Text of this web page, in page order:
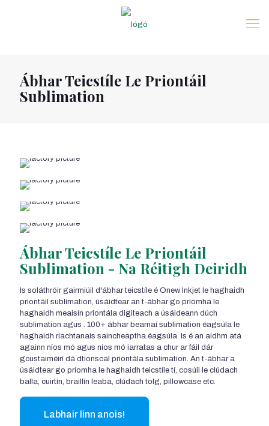
Ábhar Teicstíle Le Priontáil
Sublimation
Ábhar Teicstíle Le Priontáil
Sublimation - Na Réitigh Deiridh
Is soláthróir gairmiúil d'ábhar teicstíle é Onew Inkjet le haghaidh
priontáil sublimation, úsáidtear an t-ábhar go príomha le
haghaidh meaisín priontála digiteach a úsáideann dúch
sublimation agus . 100+ ábhar bearnaí sublimation éagsúla le
haghaidh riachtanais saincheaptha éagsúla. Is é an aidhm atá
againn níos mó agus níos mó iarratas a chur ar fáil dár
gcustaiméirí dá dtionscal priontála sublimation. An t-ábhar a
úsáidtear go príomha le haghaidh teicstíle tí, cosúil le clúdach
balla, cuirtín, braillín leaba, clúdach tolg, pillowcase etc.
Labhair linn anois!